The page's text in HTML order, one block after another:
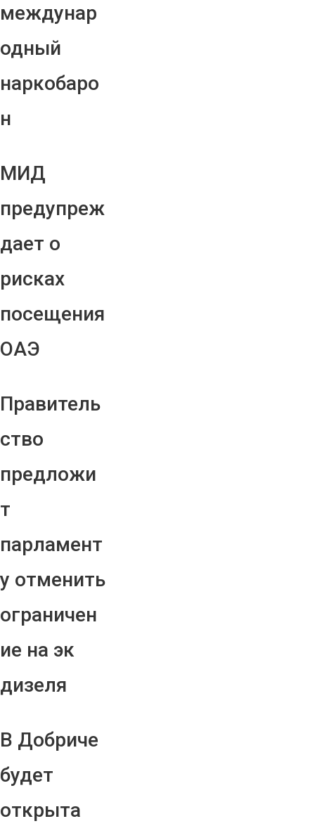
междунар
одный
наркобаро
н
МИД
предупреж
дает о
рисках
посещения
ОАЭ
Правитель
ство
предложи
т
парламент
у отменить
ограничен
ие на эк
дизеля
В Добриче
будет
открыта